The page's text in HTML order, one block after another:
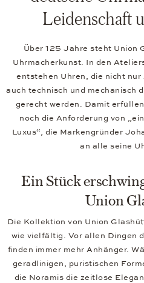
Leidenschaft
Über 125 Jahre steht Union
Uhrmacherkunst. In den
entstehen Uhren, die nicht
auch technisch und mechanisch
gerecht werden. Damit
noch die Anforderung von
Luxus“, die Markengründer
an alle seine
Ein Stück
Union
Die Kollektion von Union
wie vielfältig. Vor allen Dingen
finden immer mehr Anhänger.
geradlinigen, puristischen
die Noramis die zeitlose